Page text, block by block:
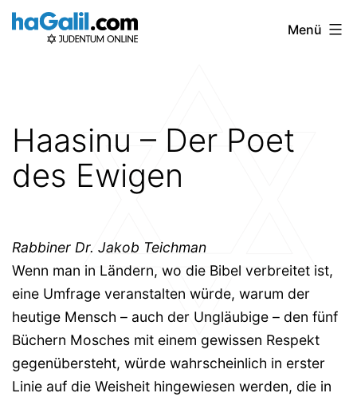
Zum
Inhalt
Menü
Haasinu – Der Poet
des Ewigen
Rabbiner Dr. Jakob Teichman
Wenn man in Ländern, wo die Bibel verbreitet ist,
eine Umfrage veranstalten würde, warum der
heutige Mensch – auch der Ungläubige – den fünf
Büchern Mosches mit einem gewissen Respekt
gegenübersteht, würde wahrscheinlich in erster
Linie auf die Weisheit hingewiesen werden, die in